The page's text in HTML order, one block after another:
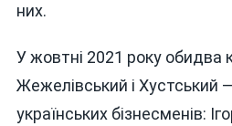
них.
У жовтні 2021 року обидва
Жежелівський і Хустський
українських бізнесменів: